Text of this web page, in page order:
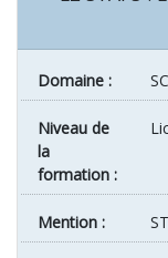
Domaine :
Niveau de
la
formation :
Mention :